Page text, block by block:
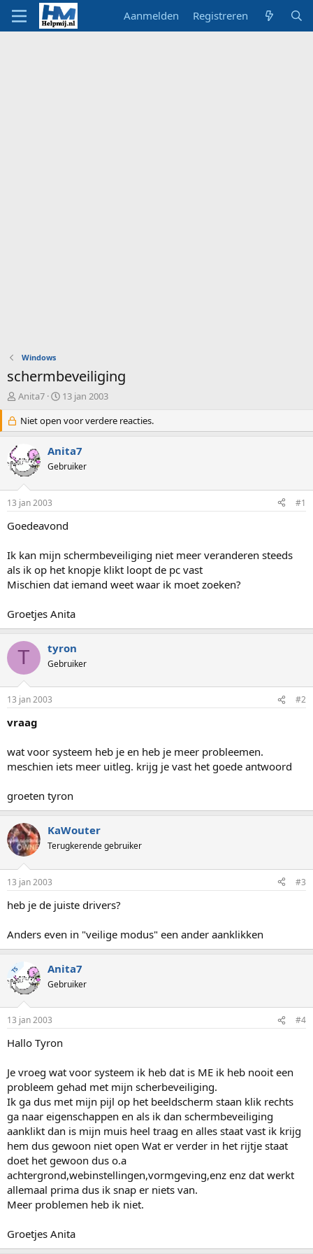
Aanmelden Registreren
Windows
schermbeveiliging
O
d
e
w
e
p
s
t
a
t
e
r
Anita7
S
a
r
t
d
a
m
13 jan 2003
Niet open voor verdere reacties.
Anita7
Gebruiker
13 jan 2003 #1
Goedeavond
Ik kan mijn schermbeveiliging niet meer veranderen steeds
als ik op het knopje klikt loopt de pc vast
Mischien dat iemand weet waar ik moet zoeken?
Groetjes Anita
T tyron
Gebruiker
13 jan 2003 #2
vraag
wat voor systeem heb je en heb je meer probleemen.
meschien iets meer uitleg. krijg je vast het goede antwoord
groeten tyron
KaWouter
Terugkerende gebruiker
13 jan 2003 #3
heb je de juiste drivers?
Anders even in "veilige modus" een ander aanklikken
TS Anita7
Gebruiker
13 jan 2003 #4
Hallo Tyron
Je vroeg wat voor systeem ik heb dat is ME ik heb nooit een
probleem gehad met mijn scherbeveiliging.
Ik ga dus met mijn pijl op het beeldscherm staan klik rechts
ga naar eigenschappen en als ik dan schermbeveiliging
aanklikt dan is mijn muis heel traag en alles staat vast ik krijg
hem dus gewoon niet open Wat er verder in het rijtje staat
doet het gewoon dus o.a
achtergrond,webinstellingen,vormgeving,enz enz dat werkt
allemaal prima dus ik snap er niets van.
Meer problemen heb ik niet.
Groetjes Anita